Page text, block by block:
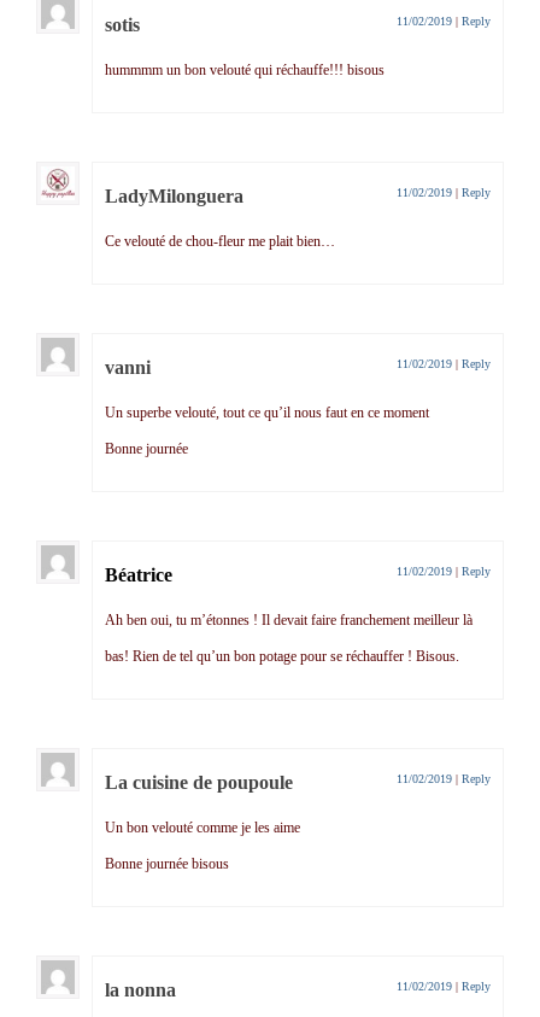
sotis 11/02/2019 | Reply
hummmm un bon velouté qui réchauffe!!! bisous
LadyMilonguera 11/02/2019 | Reply
Ce velouté de chou-fleur me plait bien…
vanni 11/02/2019 | Reply
Un superbe velouté, tout ce qu’il nous faut en ce moment
Bonne journée
Béatrice 11/02/2019 | Reply
Ah ben oui, tu m’étonnes ! Il devait faire franchement meilleur là
bas! Rien de tel qu’un bon potage pour se réchauffer ! Bisous.
La cuisine de poupoule 11/02/2019 | Reply
Un bon velouté comme je les aime
Bonne journée bisous
la nonna 11/02/2019 | Reply